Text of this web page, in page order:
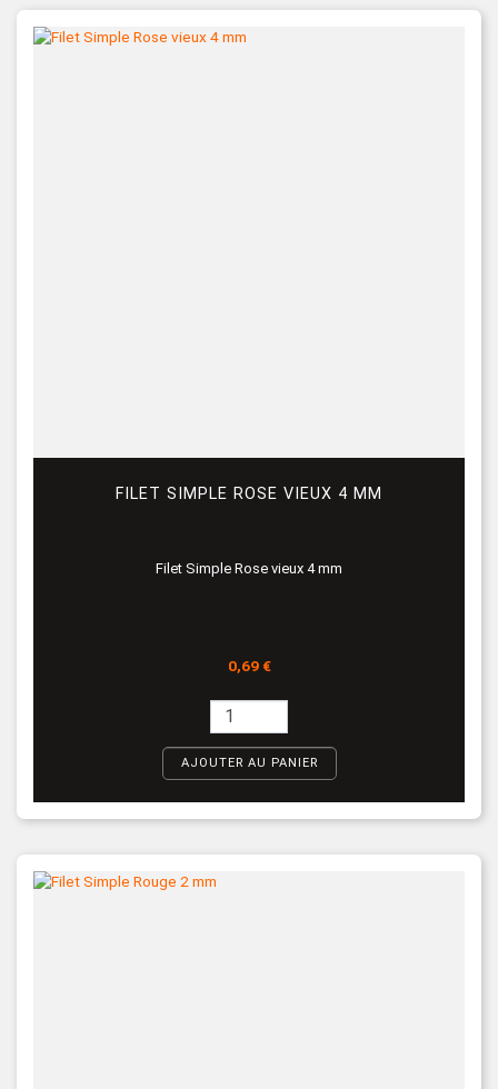
FILET SIMPLE ROSE VIEUX 4 MM
Filet Simple Rose vieux 4 mm
Prix
0,69 €
AJOUTER AU PANIER